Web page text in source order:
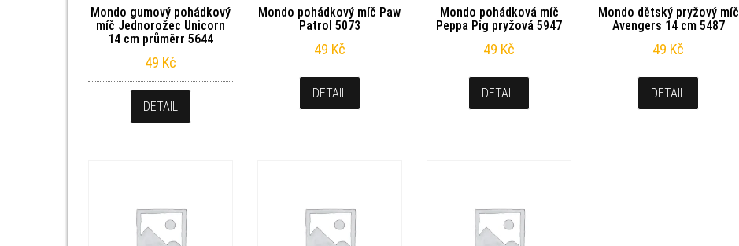
Mondo gumový pohádkový
míč Jednorožec Unicorn
14 cm průměrr 5644
49 Kč
DETAIL
Mondo pohádkový míč Paw
Patrol 5073
49 Kč
DETAIL
Mondo pohádková míč
Peppa Pig pryžová 5947
49 Kč
DETAIL
Mondo dětský pryžový míč
Avengers 14 cm 5487
49 Kč
DETAIL